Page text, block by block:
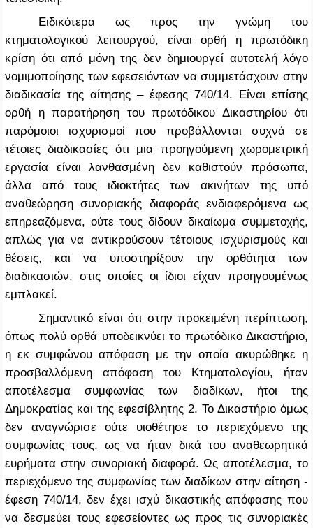
Ειδικότερα ως προς την γνώμη του
κτηματολογικού λειτουργού, είναι ορθή η πρωτόδικη
κρίση ότι από μόνη της δεν δημιουργεί αυτοτελή λόγο
νομιμοποίησης των εφεσειόντων να συμμετάσχουν στην
διαδικασία της αίτησης – έφεσης 740/14. Είναι επίσης
ορθή η παρατήρηση του πρωτόδικου Δικαστηρίου ότι
παρόμοιοι ισχυρισμοί που προβάλλονται συχνά σε
τέτοιες διαδικασίες ότι μια προηγούμενη χωρομετρική
εργασία είναι λανθασμένη δεν καθιστούν πρόσωπα,
άλλα από τους ιδιοκτήτες των ακινήτων της υπό
αναθεώρηση συνοριακής διαφοράς ενδιαφερόμενα ως
επηρεαζόμενα, ούτε τους δίδουν δικαίωμα συμμετοχής,
απλώς για να αντικρούσουν τέτοιους ισχυρισμούς και
θέσεις, και να υποστηρίξουν την ορθότητα των
διαδικασιών, στις οποίες οι ίδιοι είχαν προηγουμένως
εμπλακεί.
Σημαντικό είναι ότι στην προκειμένη περίπτωση,
όπως πολύ ορθά υποδεικνύει το πρωτόδικο Δικαστήριο,
η εκ συμφώνου απόφαση με την οποία ακυρώθηκε η
προσβαλλόμενη απόφαση του Κτηματολογίου, ήταν
αποτέλεσμα συμφωνίας των διαδίκων, ήτοι της
Δημοκρατίας και της εφεσίβλητης 2. Το Δικαστήριο όμως
δεν αναγνώρισε ούτε υιοθέτησε το περιεχόμενο της
συμφωνίας τους, ως να ήταν δικά του αναθεωρητικά
ευρήματα στην συνοριακή διαφορά. Ως αποτέλεσμα, το
περιεχόμενο της συμφωνίας των διαδίκων στην αίτηση -
έφεση 740/14, δεν έχει ισχύ δικαστικής απόφασης που
να δεσμεύει τους εφεσείοντες ως προς τις συνοριακές